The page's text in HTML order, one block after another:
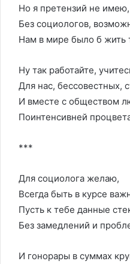
Но я претензий не имею,
Без социологов,
Нам в мире было б жить
Ну так работайте,
Для нас, бессовестных,
И вместе с обществом
Поинтенсивней
***
Для социолога желаю,
Всегда быть в курсе
Пусть к тебе данные
Без замедлений и
И гонорары в суммах